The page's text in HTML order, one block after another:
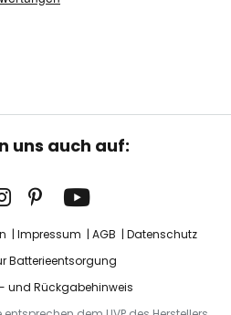
uns auch auf:
Impressum AGB
Datenschutz
Batterieentsorgung
und Rückgabehinweis